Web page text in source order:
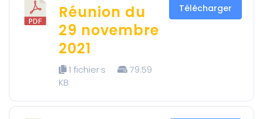
Réunion du
29 novembre
2021
1 fichier·s
79.59
KB
Télécharger